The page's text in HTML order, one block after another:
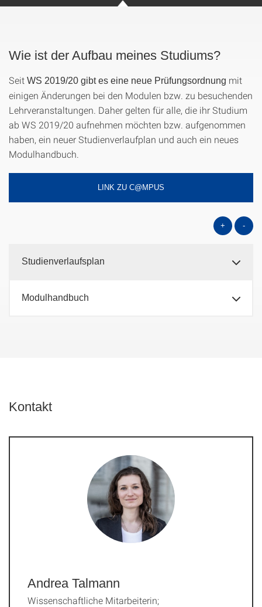
Wie ist der Aufbau meines Studiums?
Seit WS 2019/20 gibt es eine neue Prüfungsordnung mit
einigen Änderungen bei den Modulen bzw. zu besuchenden
Lehrveranstaltungen. Daher gelten für alle, die ihr Studium
ab WS 2019/20 aufnehmen möchten bzw. aufgenommen
haben, ein neuer Studienverlaufplan und auch ein neues
Modulhandbuch.
LINK ZU C@MPUS
+ -
Studienverlaufsplan
Modulhandbuch
Kontakt
Andrea Talmann
Wissenschaftliche Mitarbeiterin;